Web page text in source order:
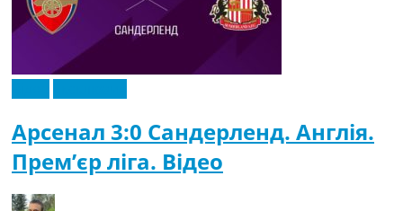
Арсенал 3:0 Сандерленд. Англія.
Прем’єр ліга. Відео